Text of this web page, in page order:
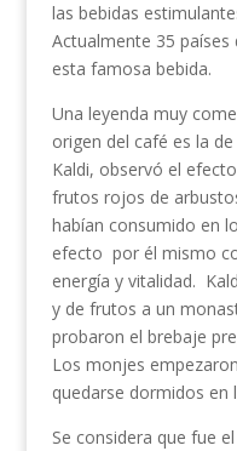
las bebidas
Actualmente 35
esta famosa bebida.
Una leyenda muy
origen del café es la
Kaldi, observó el
frutos rojos de
habían consumido en
efecto por él mismo
energía y vitalidad.
y de frutos a un
probaron el brebaje
Los monjes
quedarse dormidos
Se considera que fue